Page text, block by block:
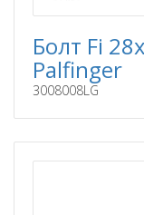
Болт Fi
Palfinger
3008008LG